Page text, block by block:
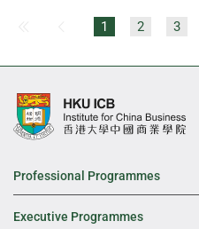
Previous Page
1 2 3
Professional Programmes
Executive Programmes